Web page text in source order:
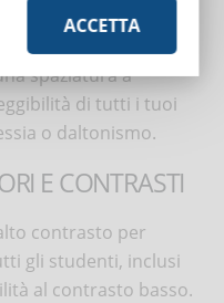
un ruolo cruciale
san-serif su sfondi
spaziatura a
di tutti i tuoi
o daltonismo.
E CONTRASTI
contrasto per
gli studenti, inclusi
al contrasto basso.
ACCETTA